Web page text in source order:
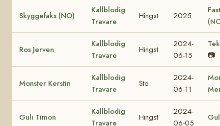
Skyggefaks (NO)
Kallblodig
Travare
Hingst 2025
Ros Jerven
Kallblodig
Travare
Hingst
2024-
06-15
📷
Monster Kerstin
Kallblodig
Travare
Sto
2024-
06-11
Guli Timon
Kallblodig
Travare
Hingst
2024-
06-05